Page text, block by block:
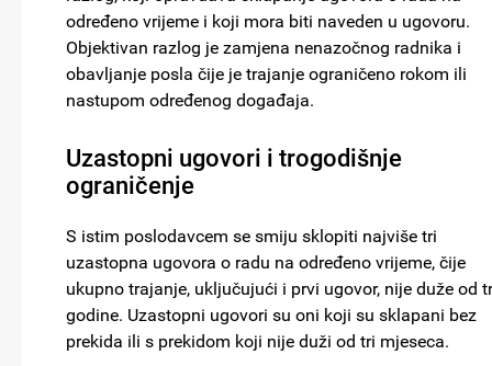
određeno vrijeme i koji mora biti naveden u ugovoru.
Objektivan razlog je zamjena nenazočnog radnika i
obavljanje posla čije je trajanje ograničeno rokom ili
nastupom određenog događaja.
Uzastopni ugovori i trogodišnje
ograničenje
S istim poslodavcem se smiju sklopiti najviše tri
uzastopna ugovora o radu na određeno vrijeme, čije
ukupno trajanje, uključujući i prvi ugovor, nije duže od
godine. Uzastopni ugovori su oni koji su sklapani bez
prekida ili s prekidom koji nije duži od tri mjeseca.